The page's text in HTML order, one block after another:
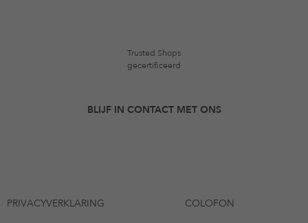
Trusted Shops
gecertificeerd
BLIJF IN CONTACT MET ONS
PRIVACYVERKLARING COLOFON